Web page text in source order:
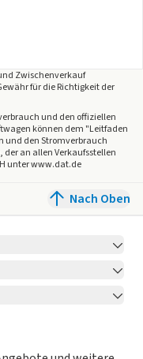
Zwischenverkauf
für die Richtigkeit der
und den offiziellen
können dem "Leitfaden
und den Stromverbrauch
an allen Verkaufsstellen
unter www.dat.de
Nach Oben